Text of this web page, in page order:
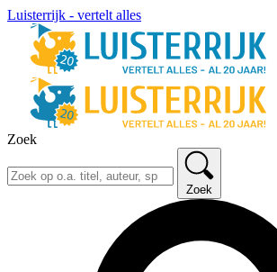
Luisterrijk - vertelt alles
Zoek
Zoek